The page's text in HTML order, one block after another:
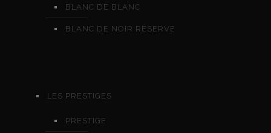
BLANC DE BLANC
BLANC DE NOIR RÉSERVE
LES PRESTIGES
PRESTIGE